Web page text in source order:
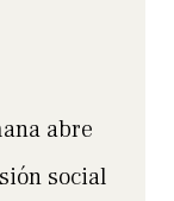
abre
social